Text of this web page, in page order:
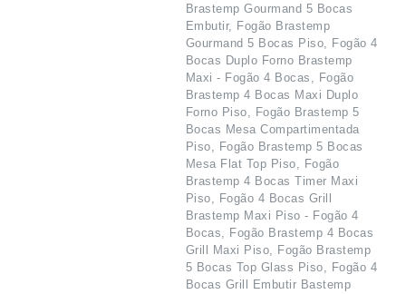
Brastemp Gourmand 5 Bocas
Embutir, Fogão Brastemp
Gourmand 5 Bocas Piso, Fogão 4
Bocas Duplo Forno Brastemp
Maxi - Fogão 4 Bocas, Fogão
Brastemp 4 Bocas Maxi Duplo
Forno Piso, Fogão Brastemp 5
Bocas Mesa Compartimentada
Piso, Fogão Brastemp 5 Bocas
Mesa Flat Top Piso, Fogão
Brastemp 4 Bocas Timer Maxi
Piso, Fogão 4 Bocas Grill
Brastemp Maxi Piso - Fogão 4
Bocas, Fogão Brastemp 4 Bocas
Grill Maxi Piso, Fogão Brastemp
5 Bocas Top Glass Piso, Fogão 4
Bocas Grill Embutir Bastemp